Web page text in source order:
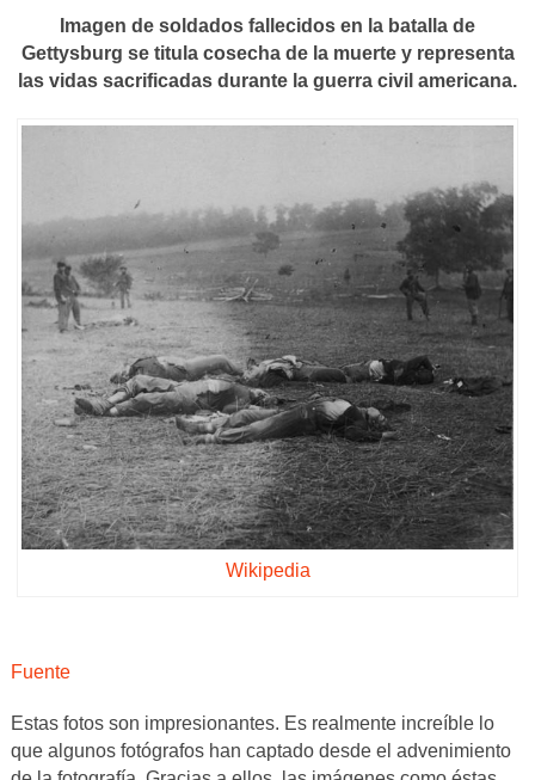
Imagen de soldados fallecidos en la batalla de
Gettysburg se titula cosecha de la muerte y representa
las vidas sacrificadas durante la guerra civil americana.
Wikipedia
Fuente
Estas fotos son impresionantes. Es realmente increíble lo
que algunos fotógrafos han captado desde el advenimiento